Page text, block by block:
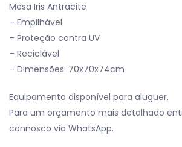
Mesa Iris Antracite
– Empilhável
– Proteção contra UV
– Reciclável
– Dimensões: 70x70x74cm
Equipamento disponível para aluguer.
Para um orçamento mais detalhado
connosco via WhatsApp.